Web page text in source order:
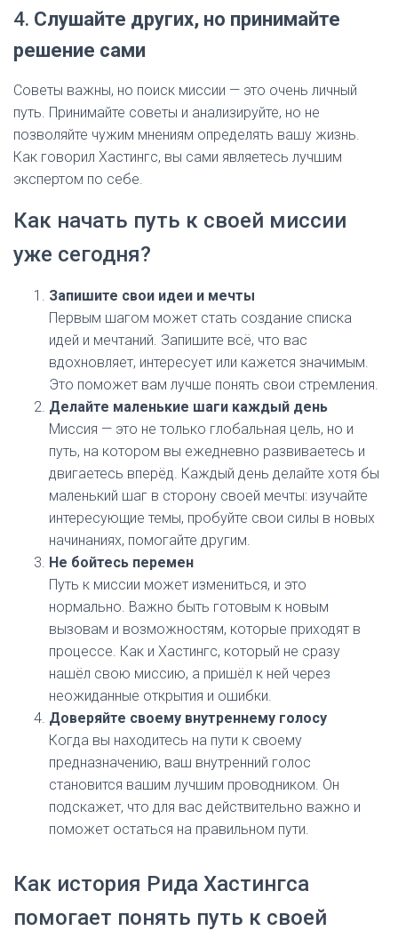
4. Слушайте других, но принимайте
решение сами
Советы важны, но поиск миссии — это очень личный
путь. Принимайте советы и анализируйте, но не
позволяйте чужим мнениям определять вашу жизнь.
Как говорил Хастингс, вы сами являетесь лучшим
экспертом по себе.
Как начать путь к своей миссии
уже сегодня?
Запишите свои идеи и мечты
Первым шагом может стать создание списка
идей и мечтаний. Запишите всё, что вас
вдохновляет, интересует или кажется значимым.
Это поможет вам лучше понять свои стремления.
Делайте маленькие шаги каждый день
Миссия — это не только глобальная цель, но и
путь, на котором вы ежедневно развиваетесь и
двигаетесь вперёд. Каждый день делайте хотя бы
маленький шаг в сторону своей мечты: изучайте
интересующие темы, пробуйте свои силы в новых
начинаниях, помогайте другим.
Не бойтесь перемен
Путь к миссии может измениться, и это
нормально. Важно быть готовым к новым
вызовам и возможностям, которые приходят в
процессе. Как и Хастингс, который не сразу
нашёл свою миссию, а пришёл к ней через
неожиданные открытия и ошибки.
Доверяйте своему внутреннему голосу
Когда вы находитесь на пути к своему
предназначению, ваш внутренний голос
становится вашим лучшим проводником. Он
подскажет, что для вас действительно важно и
поможет остаться на правильном пути.
Как история Рида Хастингса
помогает понять путь к своей